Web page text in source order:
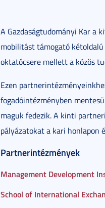
A Gazdaságtudományi Kar a
mobilitást támogató kétoldalú
oktatócsere mellett a közös
Ezen
fogadóintézményben
maguk fedezik. A kinti
pályázatokat a kari honlapon
Partnerintézmények
Management Development
School of International